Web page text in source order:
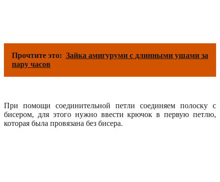
Прочтите это: Зайка амигуруми с длинными ушами за
пару часов
При помощи соединительной петли соединяем полоску с
бисером, для этого нужно ввести крючок в первую петлю,
которая была провязана без бисера.